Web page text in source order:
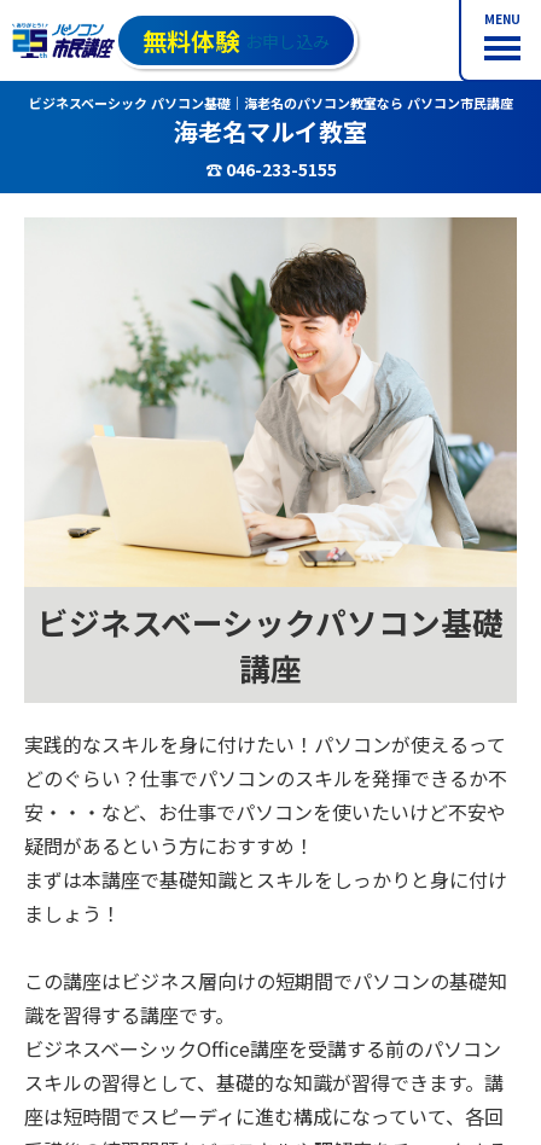
MENU
無料体験 お申し込み
ビジネスベーシック パソコン基礎｜海老名のパソコン教室なら パソコン市民講座
海老名マルイ教室
☎ 046-233-5155
ビジネスベーシックパソコン基礎
講座
実践的なスキルを身に付けたい！パソコンが使えるって
どのぐらい？仕事でパソコンのスキルを発揮できるか不
安・・・など、お仕事でパソコンを使いたいけど不安や
疑問があるという方におすすめ！
まずは本講座で基礎知識とスキルをしっかりと身に付け
ましょう！
この講座はビジネス層向けの短期間でパソコンの基礎知
識を習得する講座です。
ビジネスベーシックOffice講座を受講する前のパソコン
スキルの習得として、基礎的な知識が習得できます。講
座は短時間でスピーディに進む構成になっていて、各回